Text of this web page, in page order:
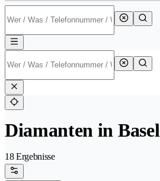
Diamanten in Basel
18 Ergebnisse